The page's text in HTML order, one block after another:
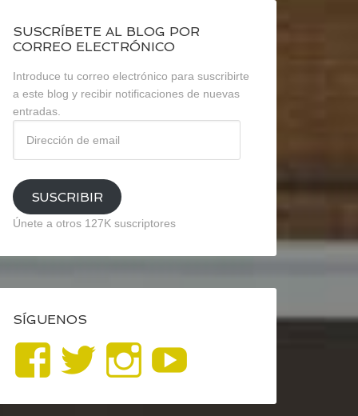
SUSCRÍBETE AL BLOG POR
CORREO ELECTRÓNICO
Introduce tu correo electrónico para suscribirte
a este blog y recibir notificaciones de nuevas
entradas.
email
SUSCRIBIR
Únete a otros 127K suscriptores
SÍGUENOS
Ver
perfil
Ver
perfil
Ver
perfil